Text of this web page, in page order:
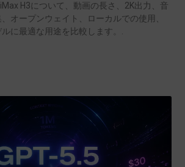
H3について、動画の長さ、2K出力、音
オープンウェイト、ローカルでの使用、
に最適な用途を比較します。.